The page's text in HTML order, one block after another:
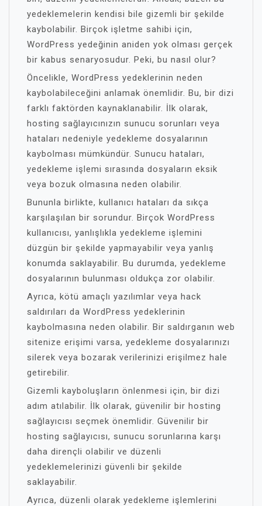
yedeklemelerin kendisi bile gizemli bir şekilde
kaybolabilir. Birçok işletme sahibi için,
WordPress yedeğinin aniden yok olması gerçek
bir kabus senaryosudur. Peki, bu nasıl olur?
Öncelikle, WordPress yedeklerinin neden
kaybolabileceğini anlamak önemlidir. Bu, bir dizi
farklı faktörden kaynaklanabilir. İlk olarak,
hosting sağlayıcınızın sunucu sorunları veya
hataları nedeniyle yedekleme dosyalarının
kaybolması mümkündür. Sunucu hataları,
yedekleme işlemi sırasında dosyaların eksik
veya bozuk olmasına neden olabilir.
Bununla birlikte, kullanıcı hataları da sıkça
karşılaşılan bir sorundur. Birçok WordPress
kullanıcısı, yanlışlıkla yedekleme işlemini
düzgün bir şekilde yapmayabilir veya yanlış
konumda saklayabilir. Bu durumda, yedekleme
dosyalarının bulunması oldukça zor olabilir.
Ayrıca, kötü amaçlı yazılımlar veya hack
saldırıları da WordPress yedeklerinin
kaybolmasına neden olabilir. Bir saldırganın web
sitenize erişimi varsa, yedekleme dosyalarınızı
silerek veya bozarak verilerinizi erişilmez hale
getirebilir.
Gizemli kayboluşların önlenmesi için, bir dizi
adım atılabilir. İlk olarak, güvenilir bir hosting
sağlayıcısı seçmek önemlidir. Güvenilir bir
hosting sağlayıcısı, sunucu sorunlarına karşı
daha dirençli olabilir ve düzenli
yedeklemelerinizi güvenli bir şekilde
saklayabilir.
Ayrıca, düzenli olarak yedekleme işlemlerini